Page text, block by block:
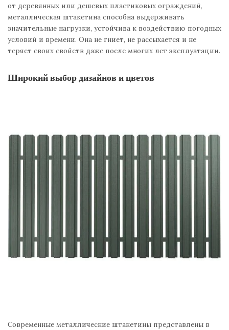
от деревянных или дешевых пластиковых ограждений,
металлическая штакетина способна выдерживать
значительные нагрузки, устойчива к воздействию погодных
условий и времени. Она не гниет, не рассыхается и не
теряет своих свойств даже после многих лет эксплуатации.
Широкий выбор дизайнов и цветов
Современные металлические штакетины представлены в